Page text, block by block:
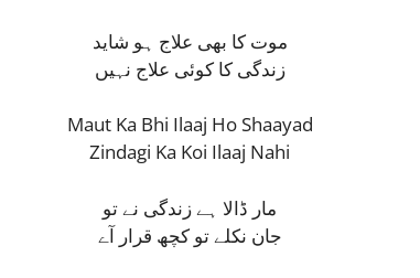
موت کا بھی علاج ہو شاید
زندگی کا کوئی علاج نہیں
Maut Ka Bhi Ilaaj Ho Shaayad
Zindagi Ka Koi Ilaaj Nahi
مار ڈالا ہے زندگی نے تو
جان نکلے تو کچھ قرار آے